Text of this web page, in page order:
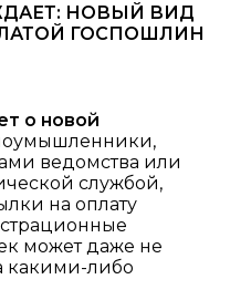
НОВЫЙ ВИД
ГОСПОШЛИН
о новой
ведомства или
службой,
на оплату
может даже не
какими-либо